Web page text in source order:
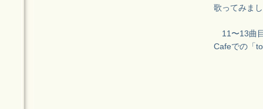
歌ってみま
11〜13曲
Cafeでの「